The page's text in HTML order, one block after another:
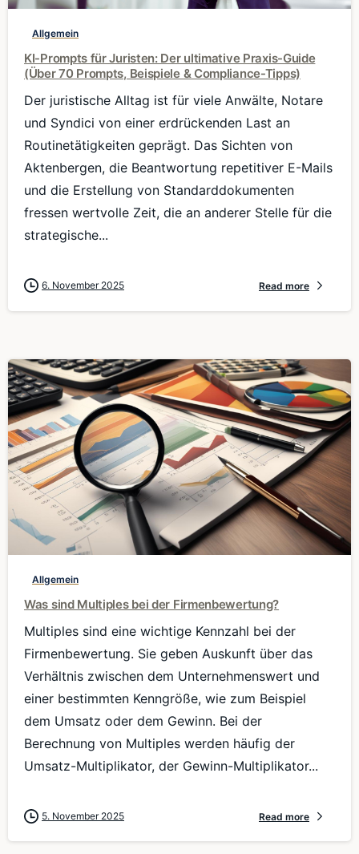
Allgemein
KI-Prompts für Juristen: Der ultimative Praxis-Guide
(Über 70 Prompts, Beispiele & Compliance-Tipps)
Der juristische Alltag ist für viele Anwälte, Notare
und Syndici von einer erdrückenden Last an
Routinetätigkeiten geprägt. Das Sichten von
Aktenbergen, die Beantwortung repetitiver E-Mails
und die Erstellung von Standarddokumenten
fressen wertvolle Zeit, die an anderer Stelle für die
strategische...
6. November 2025 Read more
0
Allgemein
Was sind Multiples bei der Firmenbewertung?
Multiples sind eine wichtige Kennzahl bei der
Firmenbewertung. Sie geben Auskunft über das
Verhältnis zwischen dem Unternehmenswert und
einer bestimmten Kenngröße, wie zum Beispiel
dem Umsatz oder dem Gewinn. Bei der
Berechnung von Multiples werden häufig der
Umsatz-Multiplikator, der Gewinn-Multiplikator...
5. November 2025 Read more